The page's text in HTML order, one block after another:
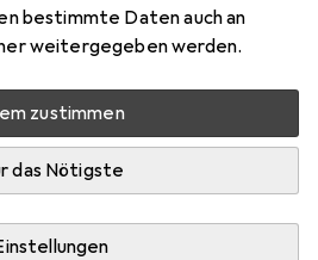
bestimmte Daten auch an
weitergegeben werden.
zustimmen
das Nötigste
Mehr von Dipos
Lager beim Drittanbieter
genaue Lieferzeit